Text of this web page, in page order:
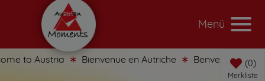
Menü
to Austria Bienvenue en Autriche Benvenuti in Austria
0
Merkliste